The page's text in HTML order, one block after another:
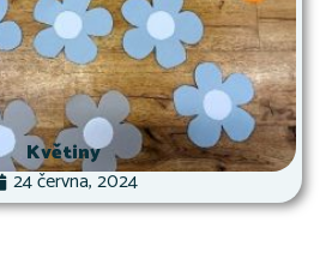
Květiny
24 června, 2024